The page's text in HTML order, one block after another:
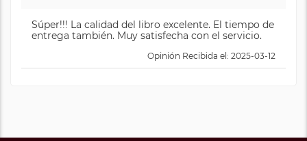
Súper!!! La calidad del libro excelente. El tiempo de
entrega también. Muy satisfecha con el servicio.
Opinión Recibida el: 2025-03-12